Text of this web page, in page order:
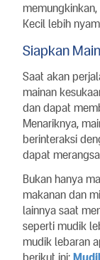
Kecil lebih
Siapkan
Saat akan
mainan
dan dapat
Menariknya,
berinteraksi
dapat
Bukan hanya
makanan dan
lainnya saat
seperti mudik
mudik lebaran